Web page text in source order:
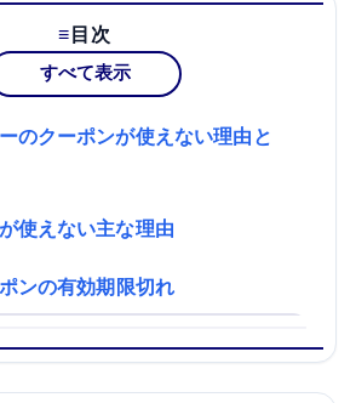
目次
すべて表示
のクーポンが使えない理由と
使えない主な理由
ンの有効期限切れ